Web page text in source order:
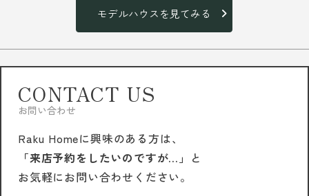
モデルハウスを見てみる
CONTACT US
お問い合わせ
Raku Homeに興味のある方は、
「来店予約をしたいのですが…」 と
お気軽にお問い合わせください。